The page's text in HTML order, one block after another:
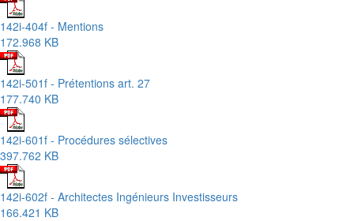
142i-404f - Mentions
172.968 KB
142i-501f - Prétentions art. 27
177.740 KB
142i-601f - Procédures sélectives
397.762 KB
142i-602f - Architectes Ingénieurs Investisseurs
166.421 KB